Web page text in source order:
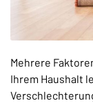
Mehrere
Ihrem Haushalt